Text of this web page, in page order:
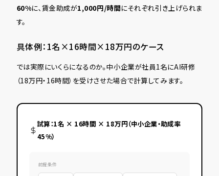
60%に、賃金助成が1,000円/時間にそれぞれ引き上げられま
す。
具体例：1名×16時間×18万円のケース
では実際にいくらになるのか。中小企業が社員1名にAI研修
（18万円・16時間）を受けさせた場合で計算してみます。
試算：1名 × 16時間 × 18万円（中小企業・助成率
45%）
前提条件